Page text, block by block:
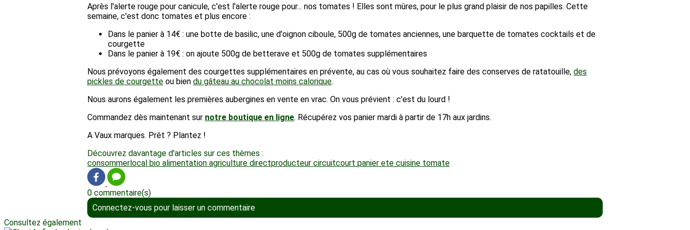
Après l'alerte rouge pour canicule, c'est l'alerte rouge pour... nos tomates ! Elles sont mûres, pour le plus grand plaisir de nos papilles. Cette
semaine, c'est donc tomates et plus encore :
Dans le panier à 14€ : une botte de basilic, une d'oignon ciboule, 500g de tomates anciennes, une barquette de tomates cocktails et de
courgette
Dans le panier à 19€ : on ajoute 500g de betterave et 500g de tomates supplémentaires
Nous prévoyons également des courgettes supplémentaires en prévente, au cas où vous souhaitez faire des conserves de ratatouille, des
pickles de courgette ou bien du gâteau au chocolat moins calorique.
Nous aurons également les premières aubergines en vente en vrac. On vous prévient : c'est du lourd !
Commandez dès maintenant sur notre boutique en ligne. Récupérez vos panier mardi à partir de 17h aux jardins.
A Vaux marques. Prêt ? Plantez !
Découvrez davantage d'articles sur ces thèmes :
consommerlocal bio alimentation agriculture directproducteur circuitcourt panier ete cuisine tomate
0 commentaire(s)
Connectez-vous pour laisser un commentaire
Consultez également